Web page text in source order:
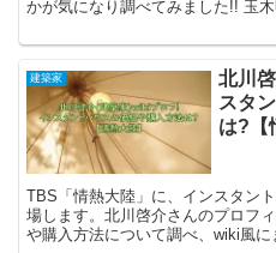
かが気になり調べてみました!! 玉
建築家
北川
スタ
は?【
TBS「情熱大陸」に、インスタン
場します。北川啓介さんのプロフ
や購入方法について調べ、wiki風